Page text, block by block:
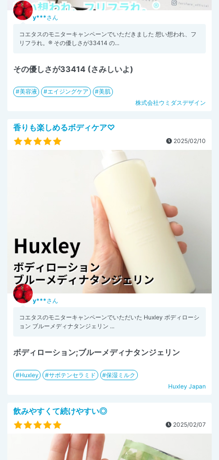
y***さん
コエタスのモニターキャンペーンでいただきました 想い想われ、フ
リフラれ。® その優しさが33414 の...
その優しさが33414 (さみしいよ)
美容液 エイジングケア
美肌
株式会社ウミダスデザイン
香りも楽しめるボディケア♡
2025/02/10
y***さん
コエタスのモニターキャンペーンでいただいた Huxley ボディローシ
ョン ブルーメディナタンジェリン ...
ボディローション;ブルーメディナタンジェリン
Huxley サボテンセラミド
保湿ミルク
Huxley Japan
飲みやすくて続けやすい◎
2025/02/07